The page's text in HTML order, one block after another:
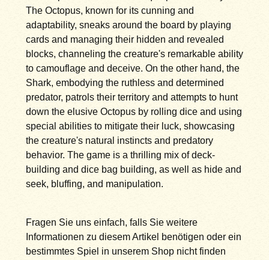
The Octopus, known for its cunning and
adaptability, sneaks around the board by playing
cards and managing their hidden and revealed
blocks, channeling the creature's remarkable ability
to camouflage and deceive. On the other hand, the
Shark, embodying the ruthless and determined
predator, patrols their territory and attempts to hunt
down the elusive Octopus by rolling dice and using
special abilities to mitigate their luck, showcasing
the creature's natural instincts and predatory
behavior. The game is a thrilling mix of deck-
building and dice bag building, as well as hide and
seek, bluffing, and manipulation.
Fragen Sie uns einfach, falls Sie weitere
Informationen zu diesem Artikel benötigen oder ein
bestimmtes Spiel in unserem Shop nicht finden